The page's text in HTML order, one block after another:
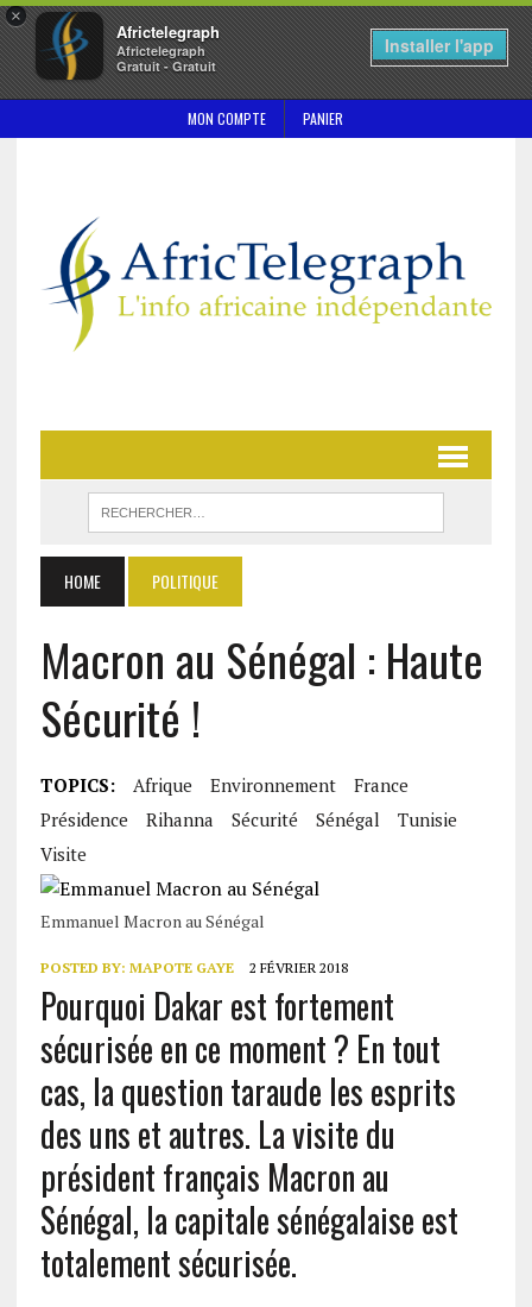
×
Africtelegraph
Africtelegraph
Gratuit - Gratuit
Installer l'app
MON COMPTE PANIER
HOME POLITIQUE
Macron au Sénégal : Haute
Sécurité !
TOPICS: Afrique Environnement
France
Présidence
Rihanna Sécurité Sénégal
Tunisie
Visite
Emmanuel Macron au Sénégal
POSTED BY: MAPOTE GAYE 2 FÉVRIER 2018
Pourquoi Dakar est fortement
sécurisée en ce moment ? En tout
cas, la question taraude les esprits
des uns et autres. La visite du
président français Macron au
Sénégal, la capitale sénégalaise est
totalement sécurisée.